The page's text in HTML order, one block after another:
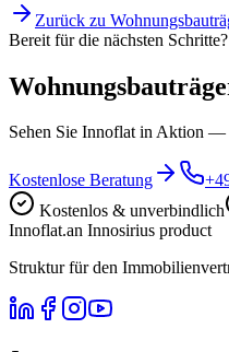
Zurück zu
Bereit für die nächsten Schritte?
Sehen Sie Innoflat in Aktion —
Kostenlose Beratung
Kostenlos & unverbindlich
Innoflat.an Innosirius product
Struktur für den